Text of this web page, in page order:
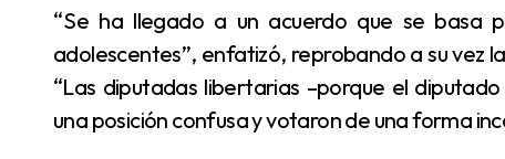
“Se ha llegado a un acuerdo que se basa principalmente en el cuidado de los niños y los
adolescentes”, enfatizó, reprobando a su vez
“Las diputadas libertarias –porque el
una posición confusa y votaron de una forma